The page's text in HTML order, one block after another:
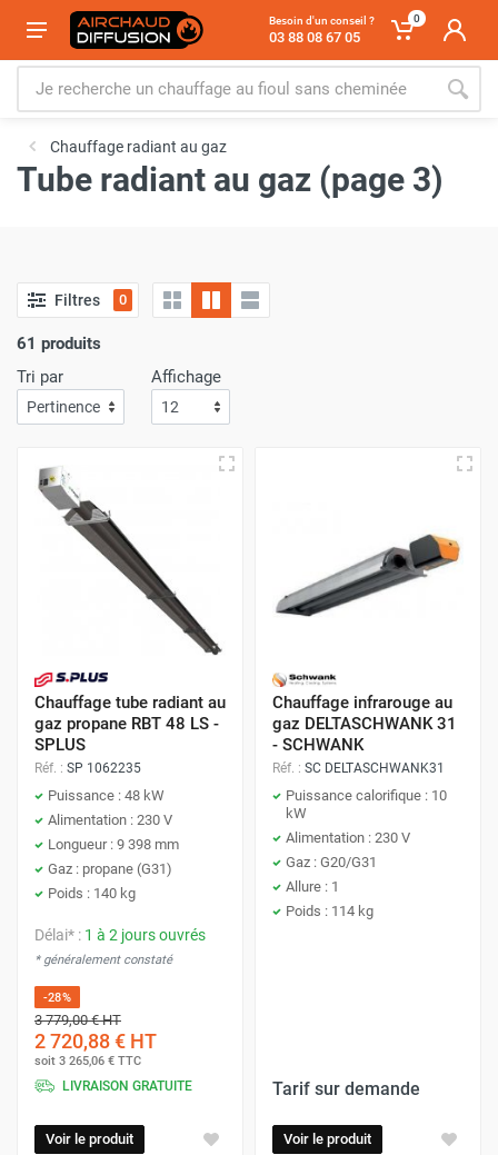
Besoin d'un conseil ?
03 88 08 67 05
0
Chauffage radiant au gaz
Tube radiant au gaz (page 3)
Filtres 0
61 produits
Tri par
Affichage
Chauffage tube radiant au
gaz propane RBT 48 LS -
SPLUS
Réf. : SP 1062235
Puissance : 48 kW
Alimentation : 230 V
Longueur : 9 398 mm
Gaz : propane (G31)
Poids : 140 kg
Délai* : 1 à 2 jours ouvrés
* généralement constaté
-28%
3 779,00 €HT
2 720,88 € HT
soit 3 265,06 € TTC
LIVRAISON GRATUITE
Voir le produit
Chauffage infrarouge au
gaz DELTASCHWANK 31
- SCHWANK
Réf. : SC DELTASCHWANK31
Puissance calorifique : 10
kW
Alimentation : 230 V
Gaz : G20/G31
Allure : 1
Poids : 114 kg
Tarif sur demande
Voir le produit